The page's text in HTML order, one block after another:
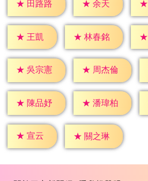
★ 田路路 ★ 余天 ★
★ 王凱 ★ 林春銘 ★
★ 吳宗憲 ★ 周杰倫
★ 陳品妤 ★ 潘瑋柏
★ 宣云 ★ 關之琳